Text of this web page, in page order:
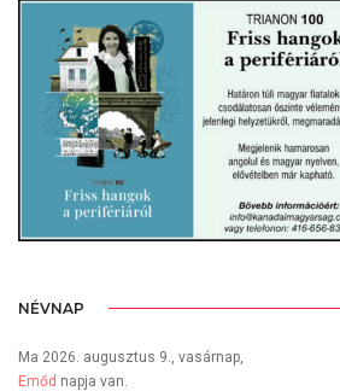
NÉVNAP
Ma 2026. augusztus 9., vasárnap,
Emőd napja van.